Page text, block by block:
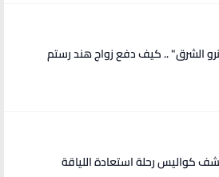
في ذكرى رحيل " مارلين مونرو الشرق" .. كيف دفع زواج هند رستم
كواليس رحلة استعادة اللياقة